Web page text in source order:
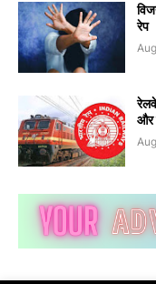
रेप
और